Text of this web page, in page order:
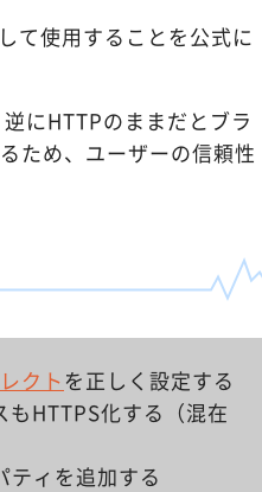
て使用することを公式に
にHTTPのままだとブラ
ため、ユーザーの信頼性
クト を正しく設定する
HTTPS化する（混在
ィを追加する